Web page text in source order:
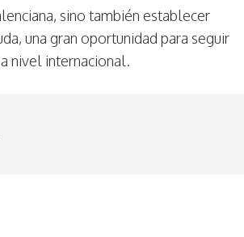
sino también establecer
una gran oportunidad para seguir
nivel internacional.